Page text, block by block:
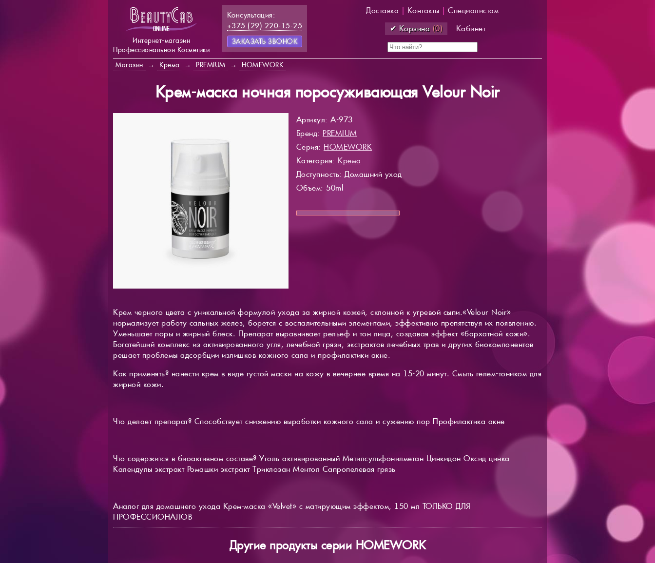
Интернет-магазин
Профессиональной Косметики
Консультация:
+375 (29) 220-15-25
ЗАКАЗАТЬ ЗВОНОК
Доставка Контакты
Специалистам
✔ Корзина (0) Кабинет
Магазин → Крема → PREMIUM → HOMEWORK
Крем-маска ночная поросуживающая Velour Noir
Артикул: A-973
Бренд: PREMIUM
Серия: HOMEWORK
Категория: Крема
Доступность: Домашний уход
Объём: 50ml
Крем черного цвета с уникальной формулой ухода за жирной кожей, склонной к угревой сыпи.«Velour Noir»
нормализует работу сальных желёз, борется с воспалительными элементами, эффективно препятствуя их появлению.
Уменьшает поры и жирный блеск. Препарат выравнивает рельеф и тон лица, создавая эффект «бархатной кожи».
Богатейший комплекс из активированного угля, лечебной грязи, экстрактов лечебных трав и других биокомпонентов
решает проблемы адсорбции излишков кожного сала и профилактики акне.
Как применять? нанести крем в виде густой маски на кожу в вечернее время на 15-20 минут. Смыть гелем-тоником для
жирной кожи.
Что делает препарат? Способствует снижению выработки кожного сала и сужению пор Профилактика акне
Что содержится в биоактивном составе? Уголь активированный Метилсульфонилметан Цинкидон Оксид цинка
Календулы экстракт Ромашки экстракт Триклозан Ментол Сапропелевая грязь
Аналог для домашнего ухода Крем-маска «Velvet» с матирующим эффектом, 150 мл ТОЛЬКО ДЛЯ
ПРОФЕССИОНАЛОВ
Другие продукты серии HOMEWORK